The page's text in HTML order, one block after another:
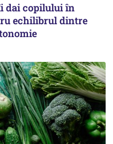
dai copilului în
echilibrul dintre